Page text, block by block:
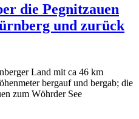
die Pegnitzauen
und zurück
Land mit ca 46 km
bergauf und bergab; die
zum Wöhrder See